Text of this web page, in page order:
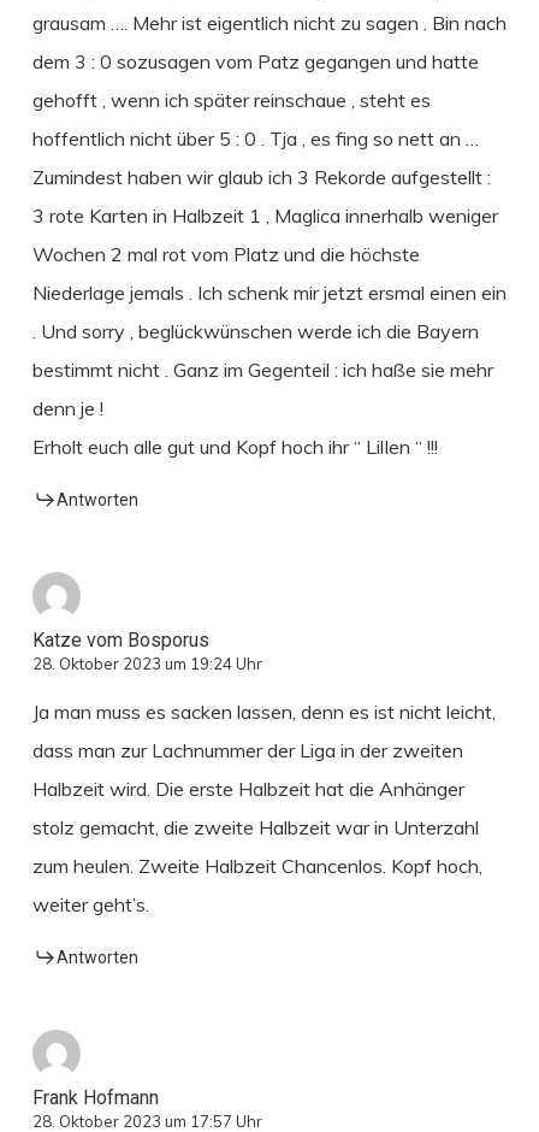
grausam …. Mehr ist eigentlich nicht zu sagen . Bin nach
dem 3 : 0 sozusagen vom Patz gegangen und hatte
gehofft , wenn ich später reinschaue , steht es
hoffentlich nicht über 5 : 0 . Tja , es fing so nett an …
Zumindest haben wir glaub ich 3 Rekorde aufgestellt :
3 rote Karten in Halbzeit 1 , Maglica innerhalb weniger
Wochen 2 mal rot vom Platz und die höchste
Niederlage jemals . Ich schenk mir jetzt ersmal einen ein
. Und sorry , beglückwünschen werde ich die Bayern
bestimmt nicht . Ganz im Gegenteil : ich haße sie mehr
denn je !
Erholt euch alle gut und Kopf hoch ihr “ LilIen “ !!!
Antworten
Katze vom Bosporus
28. Oktober 2023 um 19:24 Uhr
Ja man muss es sacken lassen, denn es ist nicht leicht,
dass man zur Lachnummer der Liga in der zweiten
Halbzeit wird. Die erste Halbzeit hat die Anhänger
stolz gemacht, die zweite Halbzeit war in Unterzahl
zum heulen. Zweite Halbzeit Chancenlos. Kopf hoch,
weiter geht’s.
Antworten
Frank Hofmann
28. Oktober 2023 um 17:57 Uhr